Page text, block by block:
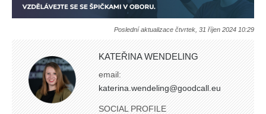
Poslední aktualizace čtvrtek, 31 říjen 2024 10:29
KATEŘINA WENDELING
email:
katerina.wendeling@goodcall.eu
SOCIAL PROFILE